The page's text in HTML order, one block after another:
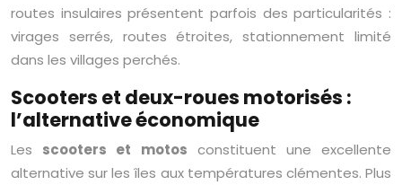
routes insulaires présentent parfois des particularités :
virages serrés, routes étroites, stationnement limité
dans les villages perchés.
Scooters et deux-roues motorisés :
l’alternative économique
Les scooters et motos constituent une excellente
alternative sur les îles aux températures clémentes. Plus